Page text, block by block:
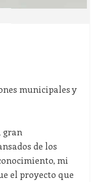
municipales y
gran
de los
mi
el proyecto que